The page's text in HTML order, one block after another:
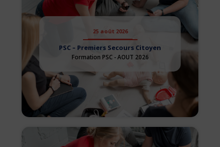
25 août 2026
PSC – Premiers Secours Citoyen
Formation PSC - AOUT 2026